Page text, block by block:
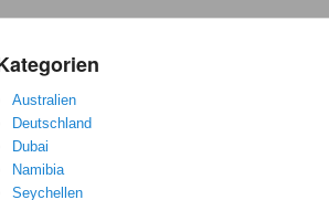
Australien
Deutschland
Dubai
Namibia
Seychellen